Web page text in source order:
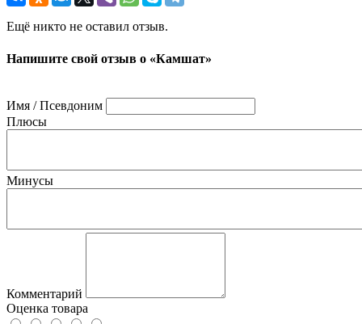
Ещё никто не оставил отзыв.
Напишите свой отзыв о «Камшат»
Имя / Псевдоним
Плюсы
Минусы
Комментарий
Оценка товара